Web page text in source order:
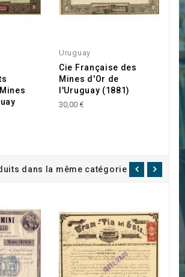
Uruguay
Cie Française des
Mines d'Or de
l'Uruguay (1881)
30,00 €
dans la même catégorie :